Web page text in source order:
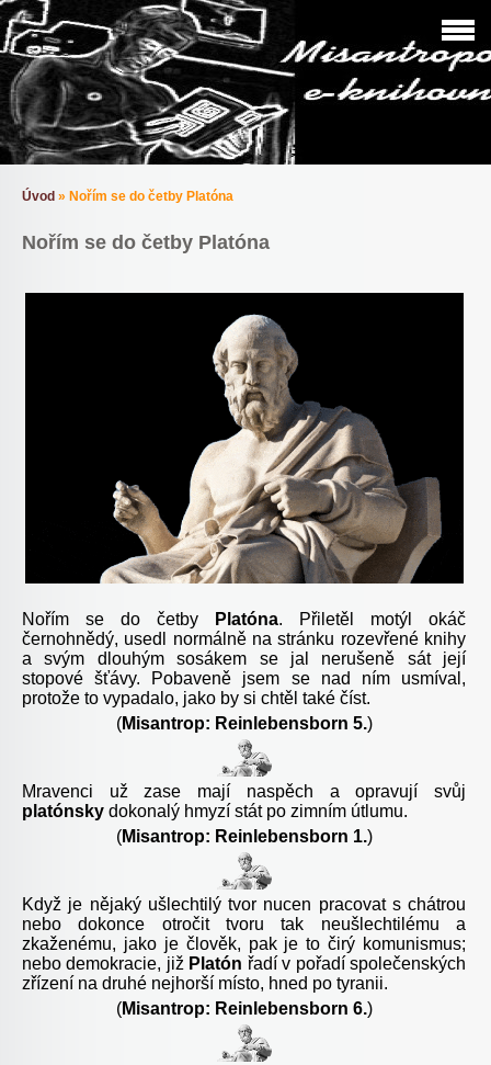
Úvod » Nořím se do četby Platóna
Nořím se do četby Platóna
Nořím se do četby Platóna. Přiletěl motýl okáč
černohnědý, usedl normálně na stránku rozevřené knihy
a svým dlouhým sosákem se jal nerušeně sát její
stopové šťávy. Pobaveně jsem se nad ním usmíval,
protože to vypadalo, jako by si chtěl také číst.
(Misantrop: Reinlebensborn 5.)
Mravenci už zase mají naspěch a opravují svůj
platónsky dokonalý hmyzí stát po zimním útlumu.
(Misantrop: Reinlebensborn 1.)
Když je nějaký ušlechtilý tvor nucen pracovat s chátrou
nebo dokonce otročit tvoru tak neušlechtilému a
zkaženému, jako je člověk, pak je to čirý komunismus;
nebo demokracie, již Platón řadí v pořadí společenských
zřízení na druhé nejhorší místo, hned po tyranii.
(Misantrop: Reinlebensborn 6.)